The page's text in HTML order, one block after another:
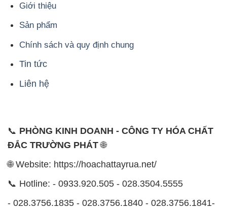
Giới thiệu
Sản phẩm
Chính sách và quy định chung
Tin tức
Liên hệ
📞 PHÒNG KINH DOANH - CÔNG TY HÓA CHẤT
ĐẮC TRƯỜNG PHÁT🌐
🌐 Website: https://hoachattayrua.net/
📞 Hotline: - 0933.920.505 - 028.3504.5555
- 028.3756.1835 - 028.3756.1840 - 028.3756.1841-